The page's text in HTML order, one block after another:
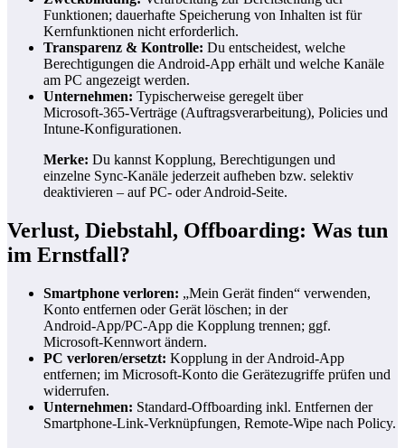
Funktionen; dauerhafte Speicherung von Inhalten ist für
Kernfunktionen nicht erforderlich.
Transparenz & Kontrolle: Du entscheidest, welche
Berechtigungen die Android‑App erhält und welche Kanäle
am PC angezeigt werden.
Unternehmen: Typischerweise geregelt über
Microsoft‑365‑Verträge (Auftragsverarbeitung), Policies und
Intune‑Konfigurationen.
Merke: Du kannst Kopplung, Berechtigungen und
einzelne Sync‑Kanäle jederzeit aufheben bzw. selektiv
deaktivieren – auf PC‑ oder Android‑Seite.
Verlust, Diebstahl, Offboarding: Was tun
im Ernstfall?
Smartphone verloren: „Mein Gerät finden“ verwenden,
Konto entfernen oder Gerät löschen; in der
Android‑App/PC‑App die Kopplung trennen; ggf.
Microsoft‑Kennwort ändern.
PC verloren/ersetzt: Kopplung in der Android‑App
entfernen; im Microsoft‑Konto die Gerätezugriffe prüfen und
widerrufen.
Unternehmen: Standard‑Offboarding inkl. Entfernen der
Smartphone‑Link‑Verknüpfungen, Remote‑Wipe nach Policy.